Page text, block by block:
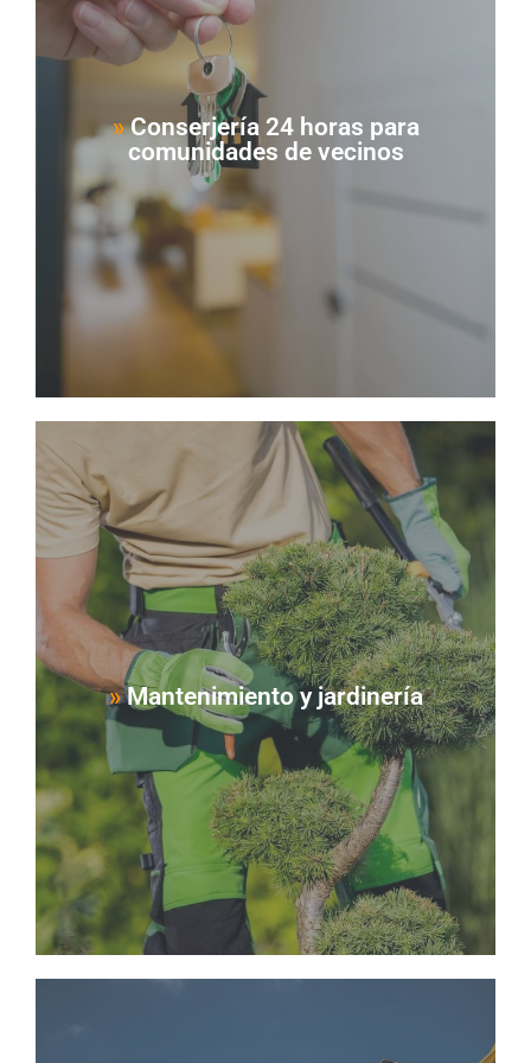
»Conserjería 24 horas para
comunidades de vecinos
garantizan la seguridad y el buen funcionamiento
de tu comunidad en todo momento. El conserje
se encarga de diversas labores, como controlar
el acceso de personas, gestionar incidencias y
realizar tareas generales, asegurando una
atención continua y de calidad en tu edificio.
»Mantenimiento y jardinería
Nuestro servicio de jardinería asegura que los
espacios exteriores de tu comunidad estén
cuidados durante todo el año. Nos encargamos
de tareas como el barrido de hojas, la retirada
de malas hierbas, el podado de arbustos y el
plantado de árboles según la temporada,
manteniendo tus jardines siempre impecables.
Ver Servicio